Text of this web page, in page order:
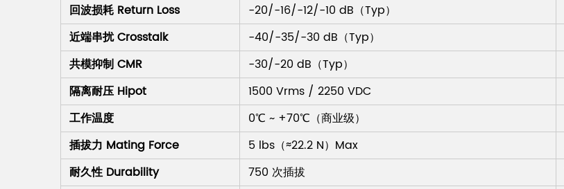
回波损耗 Return Loss
-20/-16/-12/-10 dB（Typ）
近端串扰 Crosstalk
-40/-35/-30 dB（Typ）
共模抑制 CMR
-30/-20 dB（Typ）
隔离耐压 Hipot
1500 Vrms / 2250 VDC
工作温度
0℃ ~ +70℃（商业级）
插拔力 Mating Force
5 lbs（≈22.2 N）Max
耐久性 Durability
750 次插拔